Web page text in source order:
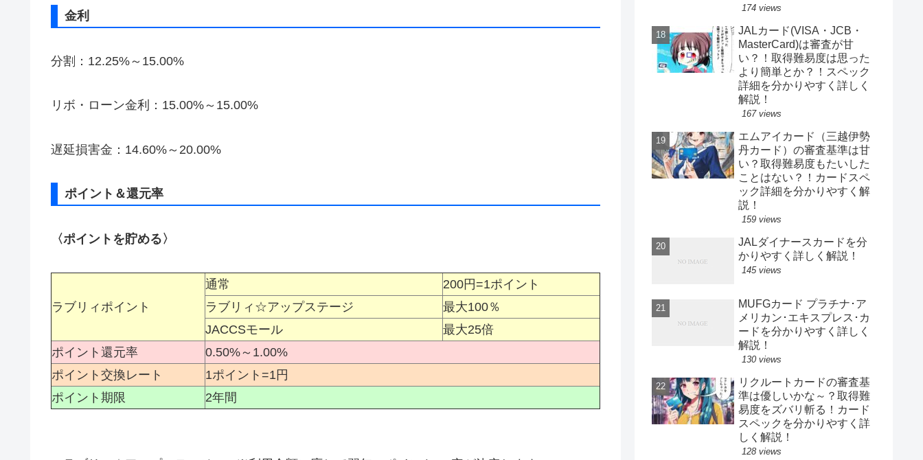
金利
分割：12.25%～15.00%
リボ・ローン金利：15.00%～15.00%
遅延損害金：14.60%～20.00%
ポイント＆還元率
〈ポイントを貯める〉
ラブリィポイント
通常
200円=1ポイント
ラブリィ☆アップステージ
最大100％
JACCSモール
最大25倍
ポイント還元率
0.50%～1.00%
ポイント交換レート
1ポイント=1円
ポイント期限
2年間
174 views
JALカード(VISA・JCB・
MasterCard)は審査が甘
い？！取得難易度は思った
より簡単とか？！スペック
詳細を分かりやすく詳しく
解説！
167 views
エムアイカード（三越伊勢
丹カード）の審査基準は甘
い？取得難易度もたいした
ことはない？！カードスペ
ック詳細を分かりやすく解
説！
159 views
JALダイナースカードを分
かりやすく詳しく解説！
145 views
MUFGカード プラチナ･ア
メリカン･エキスプレス･カ
ードを分かりやすく詳しく
解説！
130 views
リクルートカードの審査基
準は優しいかな～？取得難
易度をズバリ斬る！カード
スペックを分かりやすく詳
しく解説！
128 views